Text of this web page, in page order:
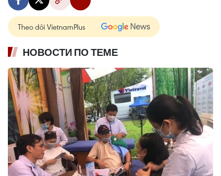
Theo dõi VietnamPlus
НОВОСТИ ПО ТЕМЕ